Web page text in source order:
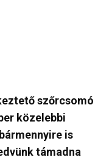
szőrcsomó
közelebbi
is
támadna